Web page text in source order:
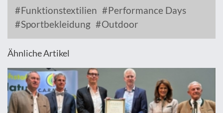
Funktionstextilien
Performance Days
Sportbekleidung
Outdoor
Ähnliche Artikel